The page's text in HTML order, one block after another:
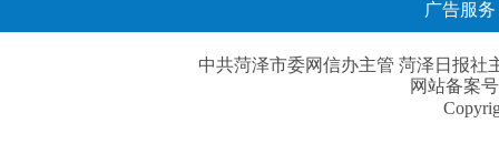
广告服务
中共菏泽市委网信办主管 菏泽日报社
网站备案